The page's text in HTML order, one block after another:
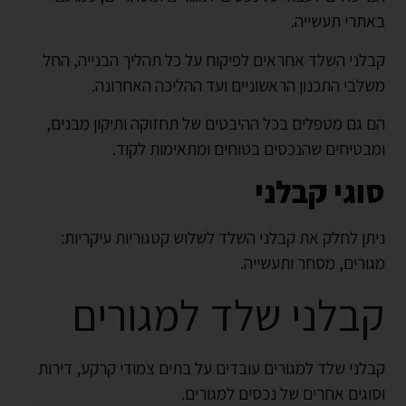
באתרי תעשייה.
קבלני השלד אחראים לפיקוח על כל תהליך הבנייה, החל
משלבי התכנון הראשוניים ועד ההליכה האחרונה.
הם גם מטפלים בכל ההיבטים של תחזוקה ותיקון מבנים,
ומבטיחים שהנכסים בטוחים ומתאימות לקוד.
סוגי קבלני
ניתן לחלק את קבלני השלד לשלוש קטגוריות עיקריות:
מגורים, מסחר ותעשייה.
קבלני שלד למגורים
קבלני שלד למגורים עובדים על בתים צמודי קרקע, דירות
וסוגים אחרים של נכסים למגורים.